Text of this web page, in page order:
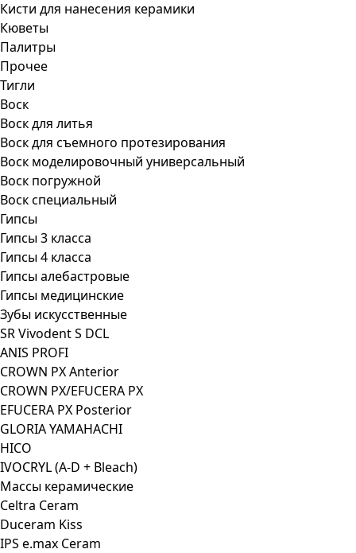
Кисти для нанесения керамики
Кюветы
Палитры
Прочее
Тигли
Воск
Воск для литья
Воск для съемного протезирования
Воск моделировочный универсальный
Воск погружной
Воск специальный
Гипсы
Гипсы 3 класса
Гипсы 4 класса
Гипсы алебастровые
Гипсы медицинские
Зубы искусственные
SR Vivodent S DCL
ANIS PROFI
CROWN PX Anterior
CROWN PX/EFUCERA PX
EFUCERA PX Posterior
GLORIA YAMAHACHI
HICO
IVOCRYL (A-D + Bleach)
Массы керамические
Celtra Ceram
Duceram Kiss
IPS e.max Ceram